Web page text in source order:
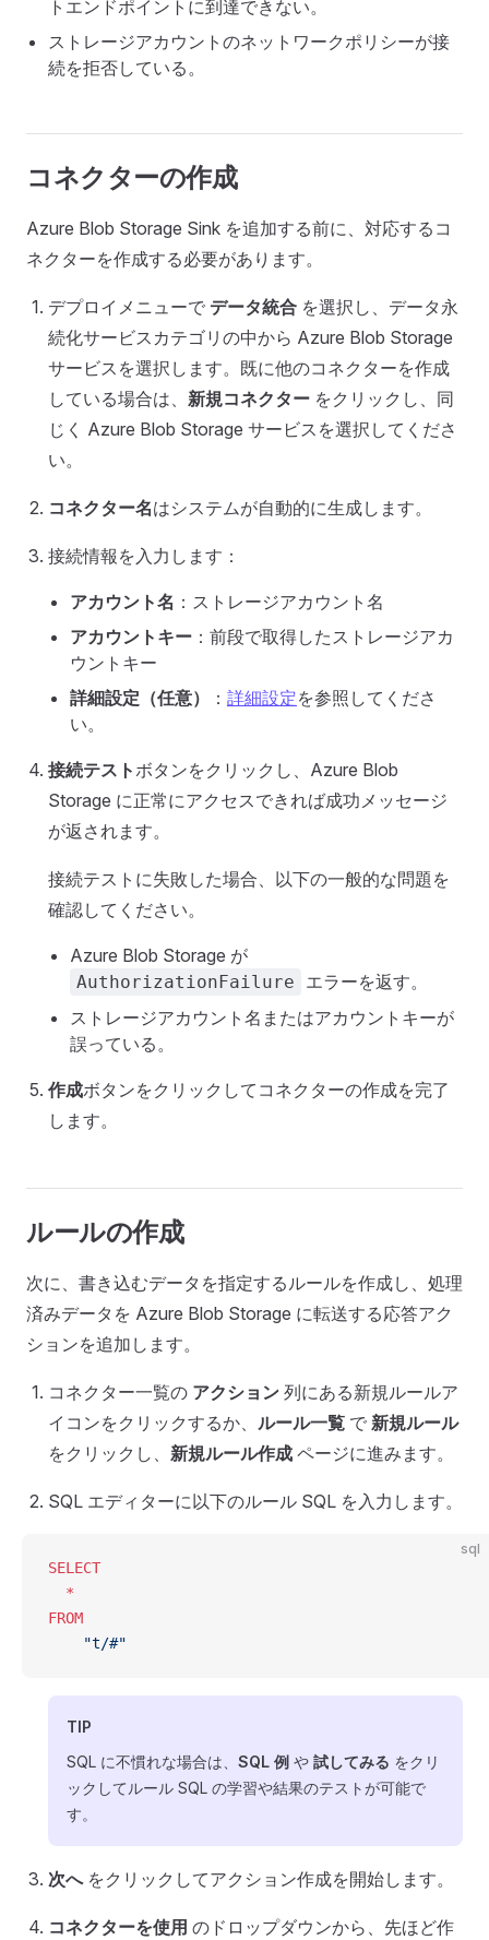
トエンドポイントに到達できない。
ストレージアカウントのネットワークポリシーが接
続を拒否している。
コネクターの作成
Azure Blob Storage Sink を追加する前に、対応するコ
ネクターを作成する必要があります。
デプロイメニューで データ統合 を選択し、データ永
続化サービスカテゴリの中から Azure Blob Storage
サービスを選択します。既に他のコネクターを作成
している場合は、 新規コネクター をクリックし、同
じく Azure Blob Storage サービスを選択してくださ
い。
コネクター名はシステムが自動的に生成します。
接続情報を入力します：
アカウント名 ：ストレージアカウント名
アカウントキー ：前段で取得したストレージアカ
ウントキー
詳細設定（任意）
： 詳細設定を参照してくださ
い。
接続テストボタンをクリックし、Azure Blob
Storage に正常にアクセスできれば成功メッセージ
が返されます。
接続テストに失敗した場合、以下の一般的な問題を
確認してください。
Azure Blob Storage が
AuthorizationFailure
エラーを返す。
ストレージアカウント名またはアカウントキーが
誤っている。
作成ボタンをクリックしてコネクターの作成を完了
します。
ルールの作成
次に、書き込むデータを指定するルールを作成し、処理
済みデータを Azure Blob Storage に転送する応答アク
ションを追加します。
コネクター一覧の アクション 列にある新規ルールア
イコンをクリックするか、 ルール一覧 で 新規ルール
をクリックし、 新規ルール作成 ページに進みます。
SQL エディターに以下のルール SQL を入力します。
sql
SELECT
  *
FROM
    "t/#"
TIP
SQL に不慣れな場合は、 SQL 例 や 試してみる をクリ
ックしてルール SQL の学習や結果のテストが可能で
す。
次へをクリックしてアクション作成を開始します。
コネクターを使用 のドロップダウンから、先ほど作